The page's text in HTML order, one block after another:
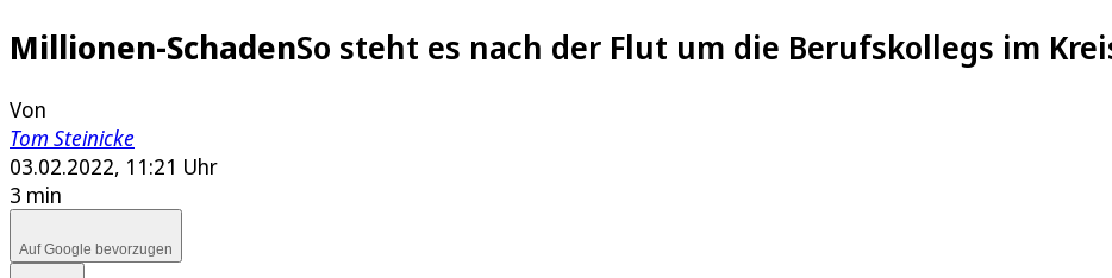
Millionen-SchadenSo steht es nach der Flut um die Berufskollegs im
Von
Tom Steinicke
03.02.2022, 11:21 Uhr
3 min
Auf Google bevorzugen